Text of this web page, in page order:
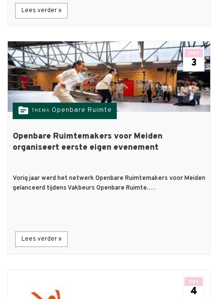
Lees verder »
nov
3
topic THEMA Openbare Ruimte
Openbare Ruimtemakers voor Meiden
organiseert eerste eigen evenement
Vorig jaar werd het netwerk Openbare Ruimtemakers voor Meiden
gelanceerd tijdens Vakbeurs Openbare Ruimte.…
Lees verder »
nov
4